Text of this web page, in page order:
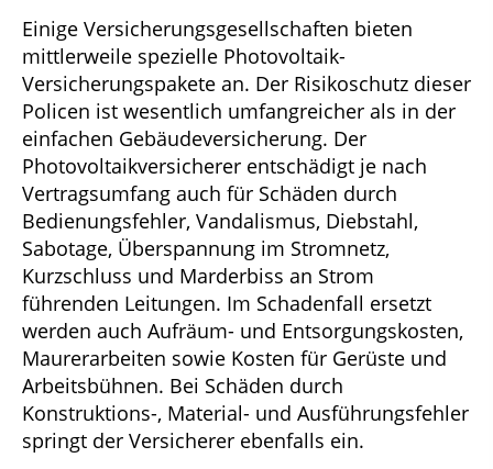
Einige Versicherungsgesellschaften bieten
mittlerweile spezielle Photovoltaik-
Versicherungspakete an. Der Risikoschutz dieser
Policen ist wesentlich umfangreicher als in der
einfachen Gebäudeversicherung. Der
Photovoltaikversicherer entschädigt je nach
Vertragsumfang auch für Schäden durch
Bedienungsfehler, Vandalismus, Diebstahl,
Sabotage, Überspannung im Stromnetz,
Kurzschluss und Marderbiss an Strom
führenden Leitungen. Im Schadenfall ersetzt
werden auch Aufräum- und Entsorgungskosten,
Maurerarbeiten sowie Kosten für Gerüste und
Arbeitsbühnen. Bei Schäden durch
Konstruktions-, Material- und Ausführungsfehler
springt der Versicherer ebenfalls ein.